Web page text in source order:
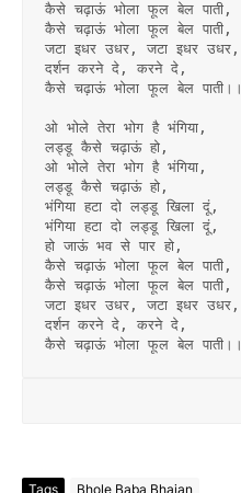
कैसे चढ़ाऊं भोला फूल बेल पाती,
कैसे चढ़ाऊं भोला फूल बेल पाती,
जटा इधर उधर, जटा इधर उधर,
दर्शन करने दे, करने दे,
कैसे चढ़ाऊं भोला फूल बेल पाती।।
ओ भोले तेरा भोग है भंगिया,
लड्डू कैसे चढ़ाऊं हो,
ओ भोले तेरा भोग है भंगिया,
लड्डू कैसे चढ़ाऊं हो,
भंगिया हटा दो लड्डू खिला दूं,
भंगिया हटा दो लड्डू खिला दूं,
हो जाऊं भव से पार हो,
कैसे चढ़ाऊं भोला फूल बेल पाती,
कैसे चढ़ाऊं भोला फूल बेल पाती,
जटा इधर उधर, जटा इधर उधर,
दर्शन करने दे, करने दे,
कैसे चढ़ाऊं भोला फूल बेल पाती।।
Tags Bhole Baba Bhajan